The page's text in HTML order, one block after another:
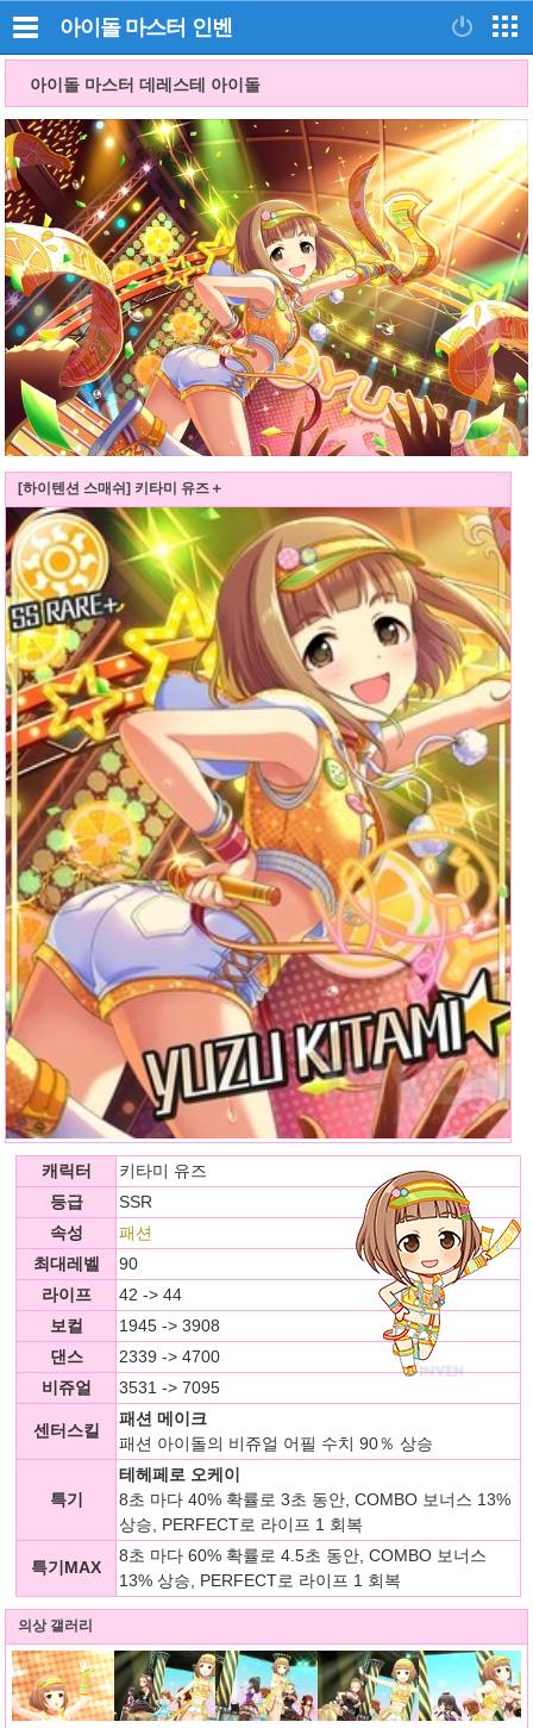
아이돌 마스터 인벤
아이돌 마스터 데레스테 아이돌
[하이텐션 스매쉬] 키타미 유즈＋
캐릭터
키타미 유즈
등급
SSR
속성
패션
최대레벨
90
라이프
42 -> 44
보컬
1945 -> 3908
댄스
2339 -> 4700
비쥬얼
3531 -> 7095
센터스킬
패션 메이크
패션 아이돌의 비쥬얼 어필 수치 90％ 상승
특기
테헤페로 오케이
8초 마다 40% 확률로 3초 동안, COMBO 보너스 13%
상승, PERFECT로 라이프 1 회복
특기MAX
8초 마다 60% 확률로 4.5초 동안, COMBO 보너스
13% 상승, PERFECT로 라이프 1 회복
의상 갤러리